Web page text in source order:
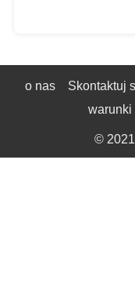
o nas Skontaktuj
warunki
©